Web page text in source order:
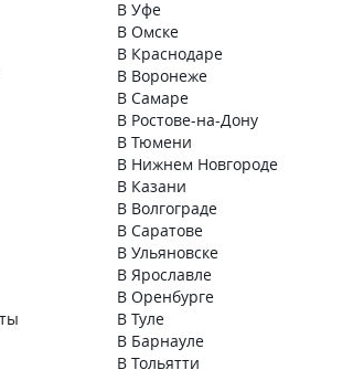
В Уфе
В Омске
В Краснодаре
В Воронеже
В Самаре
В Ростове-на-Дону
В Тюмени
В Нижнем Новгороде
В Казани
В Волгограде
В Саратове
В Ульяновске
В Ярославле
В Оренбурге
В Туле
В Барнауле
В Тольятти